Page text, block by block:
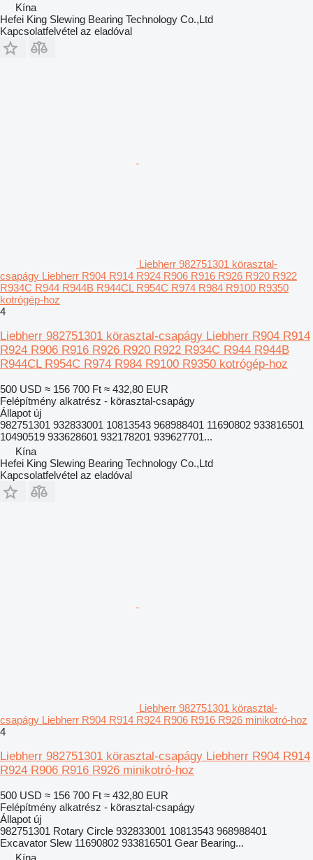
Kína
Hefei King Slewing Bearing Technology Co.,Ltd
Kapcsolatfelvétel az eladóval
Liebherr 982751301 körasztal-
csapágy Liebherr R904 R914 R924 R906 R916 R926 R920 R922
R934C R944 R944B R944CL R954C R974 R984 R9100 R9350
kotrógép-hoz
4
Liebherr 982751301 körasztal-csapágy Liebherr R904 R914
R924 R906 R916 R926 R920 R922 R934C R944 R944B
R944CL R954C R974 R984 R9100 R9350 kotrógép-hoz
500 USD ≈ 156 700 Ft ≈ 432,80 EUR
Felépítmény alkatrész - körasztal-csapágy
Állapot új
982751301 932833001 10813543 968988401 11690802 933816501
10490519 933628601 932178201 939627701...
Kína
Hefei King Slewing Bearing Technology Co.,Ltd
Kapcsolatfelvétel az eladóval
Liebherr 982751301 körasztal-
csapágy Liebherr R904 R914 R924 R906 R916 R926 minikotró-hoz
4
Liebherr 982751301 körasztal-csapágy Liebherr R904 R914
R924 R906 R916 R926 minikotró-hoz
500 USD ≈ 156 700 Ft ≈ 432,80 EUR
Felépítmény alkatrész - körasztal-csapágy
Állapot új
982751301 Rotary Circle 932833001 10813543 968988401
Excavator Slew 11690802 933816501 Gear Bearing...
Kína